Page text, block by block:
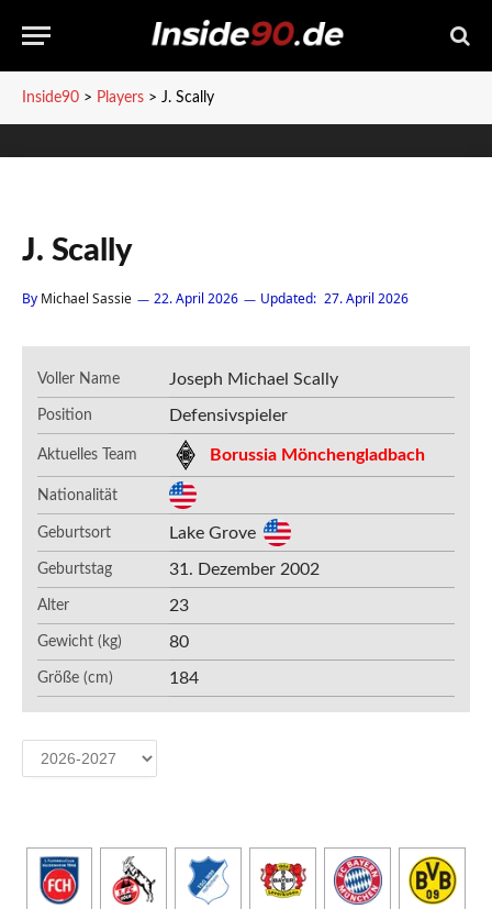
Inside90 > Players > J. Scally
J. Scally
By Michael Sassie 22. April 2026 Updated: 27. April 2026
Voller Name Joseph Michael Scally
Position Defensivspieler
Aktuelles Team Borussia Mönchengladbach
Nationalität
Geburtsort Lake Grove
Geburtstag 31. Dezember 2002
Alter 23
Gewicht (kg) 80
Größe (cm) 184